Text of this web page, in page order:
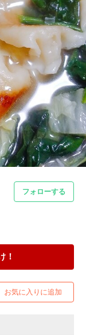
フォローする
！
お気に入りに追加